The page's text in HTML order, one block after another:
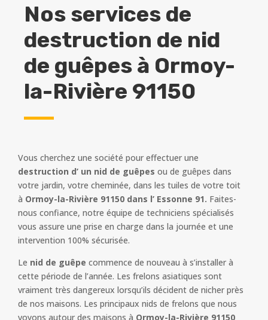
Nos services de
destruction de nid
de guêpes à Ormoy-
la-Rivière 91150
Vous cherchez une société pour effectuer une
destruction d’ un nid de guêpes ou de guêpes dans
votre jardin, votre cheminée, dans les tuiles de votre toit
à Ormoy-la-Rivière 91150 dans l’ Essonne 91. Faites-
nous confiance, notre équipe de techniciens spécialisés
vous assure une prise en charge dans la journée et une
intervention 100% sécurisée.
Le nid de guêpe commence de nouveau à s’installer à
cette période de l’année. Les frelons asiatiques sont
vraiment très dangereux lorsqu’ils décident de nicher près
de nos maisons. Les principaux nids de frelons que nous
voyons autour des maisons à Ormoy-la-Rivière 91150